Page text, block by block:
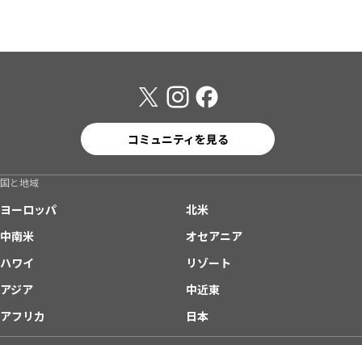
コミュニティを見る
国と地域
ヨーロッパ
北米
中南米
オセアニア
ハワイ
リゾート
アジア
中近東
アフリカ
日本